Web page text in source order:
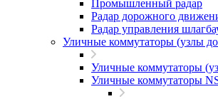
Промышленный радар
Радар дорожного
Радар управления
Уличные коммутаторы (узлы
Уличные коммутаторы
Уличные коммутаторы